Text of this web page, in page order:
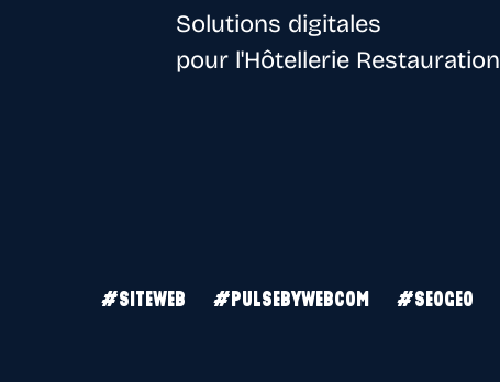
Solutions digitales
pour l'Hôtellerie Restauration
#SITEWEB #PULSEBYWEBCOM #SEOGEO